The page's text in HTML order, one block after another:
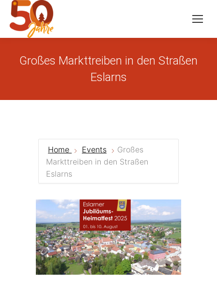
Großes Markttreiben in den Straßen
Eslarns
Home Events
Großes
Markttreiben in den Straßen
Eslarns